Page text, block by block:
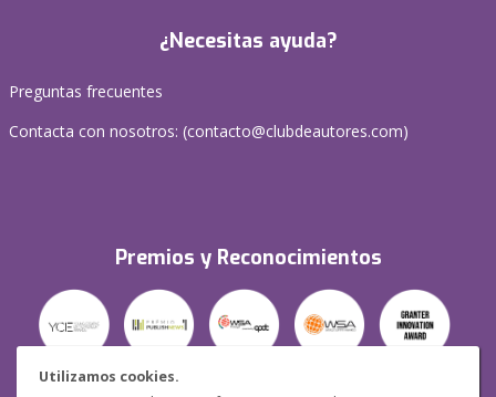
Utilizamos cookies.
¿Necesitas ayuda?
Preguntas frecuentes
Contacta con nosotros: (contacto@clubdeautores.com)
Premios y Reconocimientos